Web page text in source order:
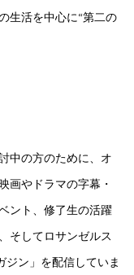
生活を中心に“第二の
中の方のために、オ
画やドラマの字幕・
ント、修了生の活躍
そしてロサンゼルス
ン」を配信していま